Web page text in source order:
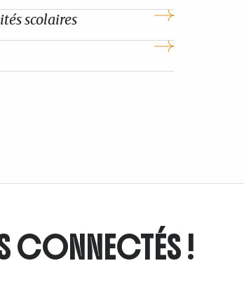
scolaires
CONNECTÉS !